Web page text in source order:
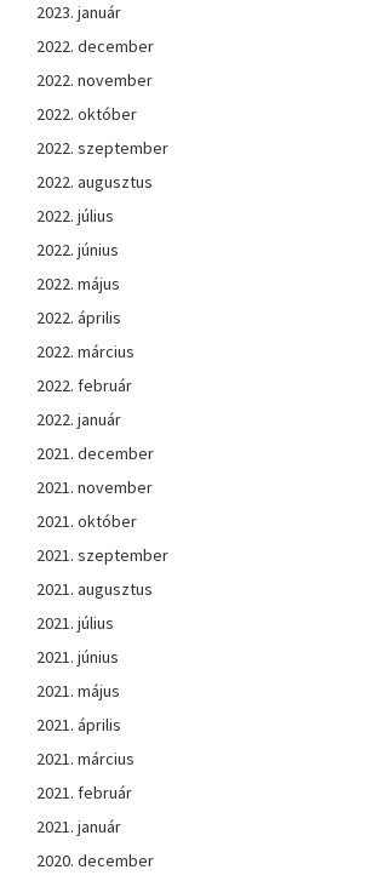
2023. január
2022. december
2022. november
2022. október
2022. szeptember
2022. augusztus
2022. július
2022. június
2022. május
2022. április
2022. március
2022. február
2022. január
2021. december
2021. november
2021. október
2021. szeptember
2021. augusztus
2021. július
2021. június
2021. május
2021. április
2021. március
2021. február
2021. január
2020. december